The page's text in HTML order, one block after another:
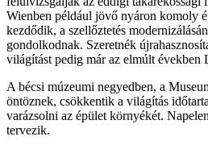
Wienben például jövő nyáron komoly
kezdődik, a szellőztetés
gondolkodnak. Szeretnék
világítást pedig már az elmúlt években
A bécsi múzeumi negyedben, a
öntöznek, csökkentik a világítás
varázsolni az épület környékét.
tervezik.